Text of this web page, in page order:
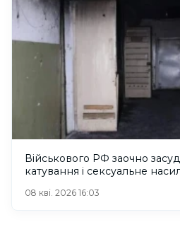
Військового РФ заочно
катування і сексуальне
08 кві. 2026 16:03